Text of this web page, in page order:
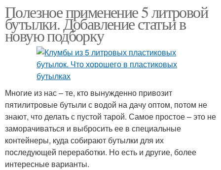
Полезное применение 5 литровой
бутылки. Добавление статьи в
новую подборку
Многие из нас – те, кто вынужденно привозит
пятилитровые бутыли с водой на дачу оптом, потом не
знают, что делать с пустой тарой. Самое простое – это не
заморачиваться и выбросить ее в специальные
контейнеры, куда собирают бутылки для их
последующей переработки. Но есть и другие, более
интересные варианты.